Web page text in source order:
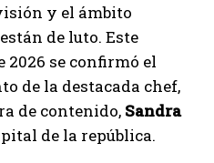
y el ámbito
de luto. Este
2026 se confirmó el
de la destacada chef,
de contenido, Sandra
de la república.